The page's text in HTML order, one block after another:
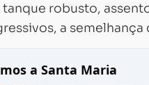
robusto,
a semelhança